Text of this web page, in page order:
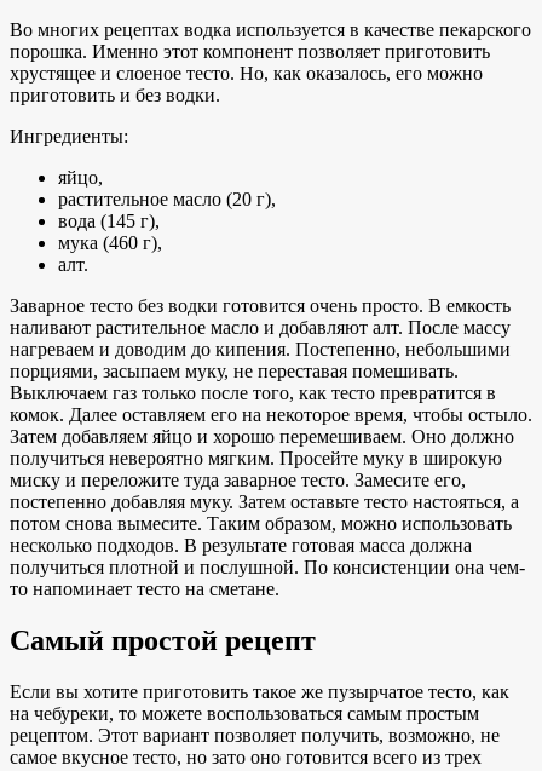
Во многих рецептах водка используется в качестве пекарского
порошка. Именно этот компонент позволяет приготовить
хрустящее и слоеное тесто. Но, как оказалось, его можно
приготовить и без водки.
Ингредиенты:
яйцо,
растительное масло (20 г),
вода (145 г),
мука (460 г),
алт.
Заварное тесто без водки готовится очень просто. В емкость
наливают растительное масло и добавляют алт. После массу
нагреваем и доводим до кипения. Постепенно, небольшими
порциями, засыпаем муку, не переставая помешивать.
Выключаем газ только после того, как тесто превратится в
комок. Далее оставляем его на некоторое время, чтобы остыло.
Затем добавляем яйцо и хорошо перемешиваем. Оно должно
получиться невероятно мягким. Просейте муку в широкую
миску и переложите туда заварное тесто. Замесите его,
постепенно добавляя муку. Затем оставьте тесто настояться, а
потом снова вымесите. Таким образом, можно использовать
несколько подходов. В результате готовая масса должна
получиться плотной и послушной. По консистенции она чем-
то напоминает тесто на сметане.
Самый простой рецепт
Если вы хотите приготовить такое же пузырчатое тесто, как
на чебуреки, то можете воспользоваться самым простым
рецептом. Этот вариант позволяет получить, возможно, не
самое вкусное тесто, но зато оно готовится всего из трех